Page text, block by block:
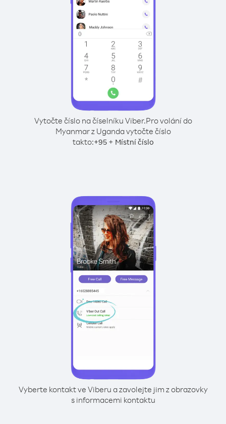
Vytočte číslo na číselníku Viber.Pro volání do
Myanmar z Uganda vytočte číslo
takto:+95+ Místní číslo
Vyberte kontakt ve Viberu a zavolejte jim z obrazovky
s informacemi kontaktu